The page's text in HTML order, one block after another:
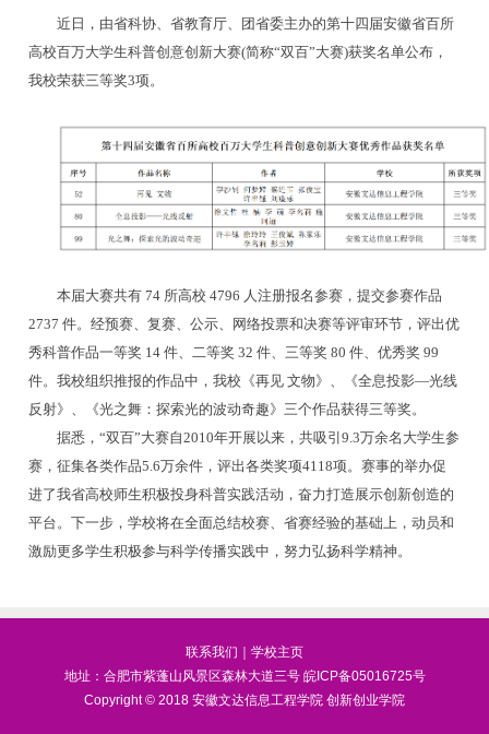
近日，由省科协、省教育厅、团省委主办的第十四届安徽省百所
高校百万大学生科普创意创新大赛(简称“双百”大赛)获奖名单公布，
我校荣获三等奖3项。
本届大赛共有 74 所高校 4796 人注册报名参赛，提交参赛作品
2737 件。经预赛、复赛、公示、网络投票和决赛等评审环节，评出优
秀科普作品一等奖 14 件、二等奖 32 件、三等奖 80 件、优秀奖 99
件。我校组织推报的作品中，我校《再见 文物》、《全息投影—光线
反射》、《光之舞：探索光的波动奇趣》三个作品获得三等奖。
据悉，“双百”大赛自2010年开展以来，共吸引9.3万余名大学生参
赛，征集各类作品5.6万余件，评出各类奖项4118项。赛事的举办促
进了我省高校师生积极投身科普实践活动，奋力打造展示创新创造的
平台。下一步，学校将在全面总结校赛、省赛经验的基础上，动员和
激励更多学生积极参与科学传播实践中，努力弘扬科学精神。
联系我们 ｜ 学校主页
地址：合肥市紫蓬山风景区森林大道三号 皖ICP备05016725号
Copyright © 2018 安徽文达信息工程学院 创新创业学院